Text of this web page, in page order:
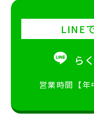
LINE
ら
営業時間【年